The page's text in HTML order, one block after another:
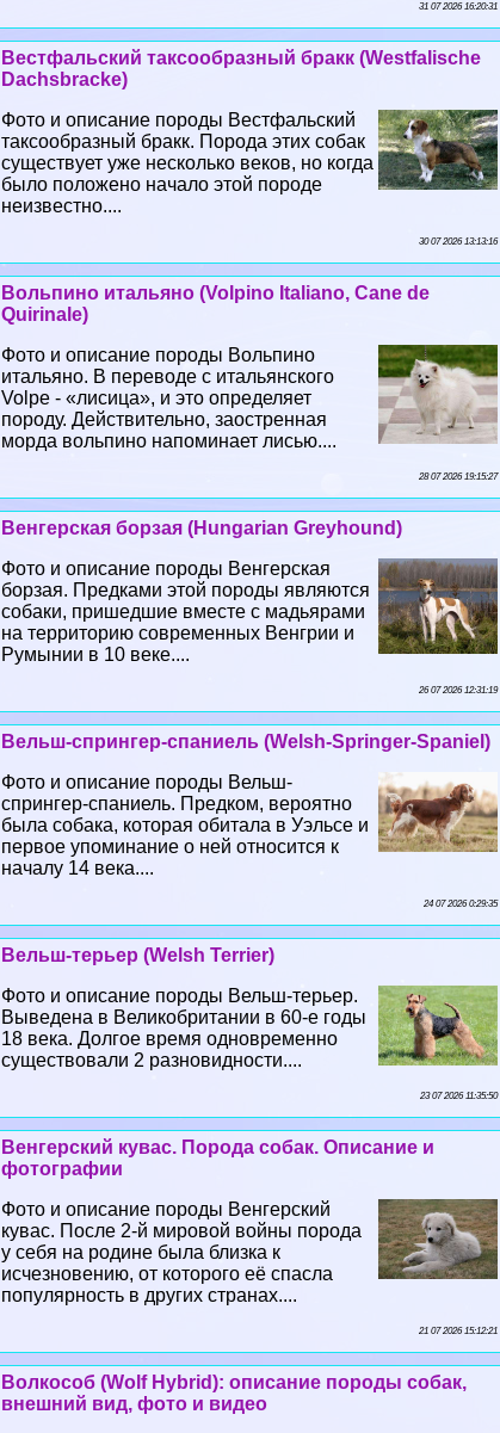
31 07 2026 16:20:31
Вестфальский таксообразный бpaкк (Westfalische
Dachsbracke)
Фото и описание породы Вестфальский
таксообразный бpaкк. Порода этих собак
существует уже несколько веков, но когда
было положено начало этой породе
неизвестно....
30 07 2026 13:13:16
Вольпино итальяно (Volpino Italiano, Cane de
Quirinale)
Фото и описание породы Вольпино
итальяно. В переводе с итальянского
Volpe - «лисица», и это определяет
породу. Действительно, заостренная
морда вольпино напоминает лисью....
28 07 2026 19:15:27
Венгерская борзая (Hungarian Greyhound)
Фото и описание породы Венгерская
борзая. Предками этой породы являются
собаки, пришедшие вместе с мадьярами
на территорию современных Венгрии и
Румынии в 10 веке....
26 07 2026 12:31:19
Вельш-спрингер-спаниель (Welsh-Springer-Spaniel)
Фото и описание породы Вельш-
спрингер-спаниель. Предком, вероятно
была собака, которая обитала в Уэльсе и
первое упоминание о ней относится к
началу 14 века....
24 07 2026 0:29:35
Вельш-терьер (Welsh Terrier)
Фото и описание породы Вельш-терьер.
Выведена в Великобритании в 60-е годы
18 века. Долгое время одновременно
существовали 2 разновидности....
23 07 2026 11:35:50
Венгерский кувас. Порода собак. Описание и
фотографии
Фото и описание породы Венгерский
кувас. После 2-й мировой войны порода
у себя на родине была близка к
исчезновению, от которого её спасла
популярность в других странах....
21 07 2026 15:12:21
Волкособ (Wolf Hybrid): описание породы собак,
внешний вид, фото и видео